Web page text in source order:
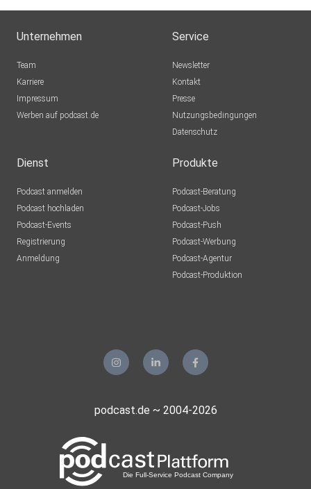
Unternehmen
Team
Karriere
Impressum
Werben auf podcast.de
Service
Newsletter
Kontakt
Presse
Nutzungsbedingungen
Datenschutz
Dienst
Podcast anmelden
Podcast hochladen
Podcast-Events
Registrierung
Anmeldung
Produkte
Podcast-Beratung
Podcast-Jobs
Podcast-Push
Podcast-Werbung
Podcast-Agentur
Podcast-Produktion
podcast.de ~ 2004-2026